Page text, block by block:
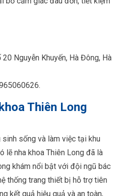
Nguyễn Khuyến, Hà Đông, Hà
Thiên Long
sống và làm việc tại khu
lẽ nha khoa Thiên Long đã là
khám nổi bật với đội ngũ bác
thống trang thiết bị hỗ trợ tiên
kết quả hiệu quả và an toàn,